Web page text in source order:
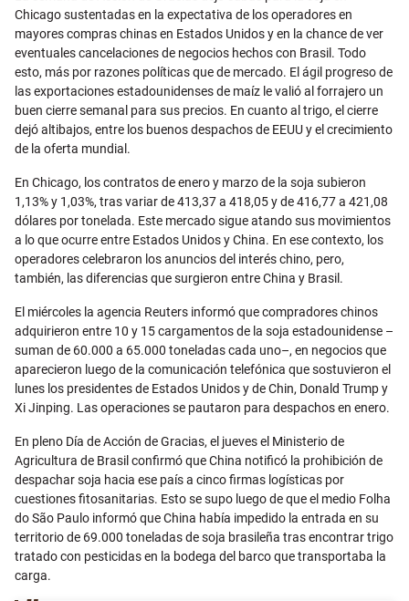
Chicago sustentadas en la expectativa de los operadores en
mayores compras chinas en Estados Unidos y en la chance de ver
eventuales cancelaciones de negocios hechos con Brasil. Todo
esto, más por razones políticas que de mercado. El ágil progreso de
las exportaciones estadounidenses de maíz le valió al forrajero un
buen cierre semanal para sus precios. En cuanto al trigo, el cierre
dejó altibajos, entre los buenos despachos de EEUU y el crecimiento
de la oferta mundial.
En Chicago, los contratos de enero y marzo de la soja subieron
1,13% y 1,03%, tras variar de 413,37 a 418,05 y de 416,77 a 421,08
dólares por tonelada. Este mercado sigue atando sus movimientos
a lo que ocurre entre Estados Unidos y China. En ese contexto, los
operadores celebraron los anuncios del interés chino, pero,
también, las diferencias que surgieron entre China y Brasil.
El miércoles la agencia Reuters informó que compradores chinos
adquirieron entre 10 y 15 cargamentos de la soja estadounidense –
suman de 60.000 a 65.000 toneladas cada uno–, en negocios que
aparecieron luego de la comunicación telefónica que sostuvieron el
lunes los presidentes de Estados Unidos y de Chin, Donald Trump y
Xi Jinping. Las operaciones se pautaron para despachos en enero.
En pleno Día de Acción de Gracias, el jueves el Ministerio de
Agricultura de Brasil confirmó que China notificó la prohibición de
despachar soja hacia ese país a cinco firmas logísticas por
cuestiones fitosanitarias. Esto se supo luego de que el medio Folha
do São Paulo informó que China había impedido la entrada en su
territorio de 69.000 toneladas de soja brasileña tras encontrar trigo
tratado con pesticidas en la bodega del barco que transportaba la
carga.